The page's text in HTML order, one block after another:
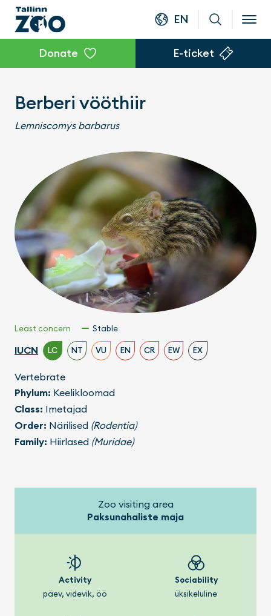
EN
Donate E-ticket
Berberi vööthiir
Lemniscomys barbarus
Least concern Stable
IUCN LC NT VU EN CR EW EX
Vertebrate
Phylum: Keelikloomad
Class: Imetajad
Order: Närilised (Rodentia)
Family: Hiirlased (Muridae)
Zoo visiting area
Paksunahaliste maja
Activity
päev, videvik, öö
Sociability
üksikeluline